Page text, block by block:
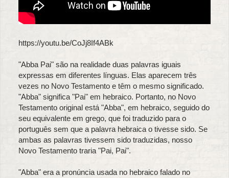
https://youtu.be/CoJj8If4ABk
"Abba Pai" são na realidade duas palavras iguais
expressas em diferentes línguas. Elas aparecem três
vezes no Novo Testamento e têm o mesmo significado.
"Abba" significa "Pai" em hebraico. Portanto, no Novo
Testamento original está "Abba", em hebraico, seguido do
seu equivalente em grego, que foi traduzido para o
português sem que a palavra hebraica o tivesse sido. Se
ambas as palavras tivessem sido traduzidas, nosso
Novo Testamento traria "Pai, Pai".
"Abba" era a pronúncia usada no hebraico falado no